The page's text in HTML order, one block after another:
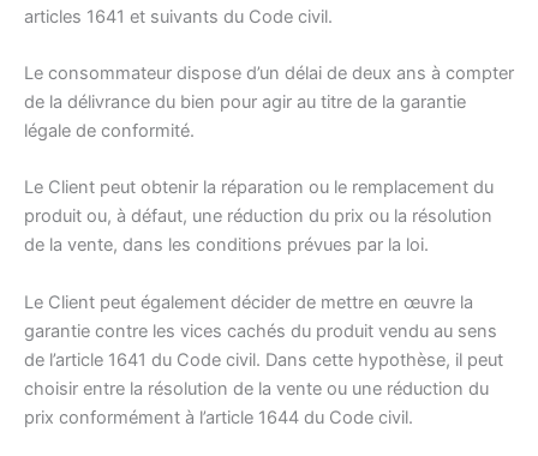
articles 1641 et suivants du Code civil.
Le consommateur dispose d’un délai de deux ans à compter
de la délivrance du bien pour agir au titre de la garantie
légale de conformité.
Le Client peut obtenir la réparation ou le remplacement du
produit ou, à défaut, une réduction du prix ou la résolution
de la vente, dans les conditions prévues par la loi.
Le Client peut également décider de mettre en œuvre la
garantie contre les vices cachés du produit vendu au sens
de l’article 1641 du Code civil. Dans cette hypothèse, il peut
choisir entre la résolution de la vente ou une réduction du
prix conformément à l’article 1644 du Code civil.